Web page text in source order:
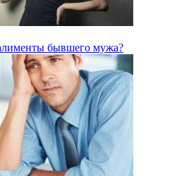
бывшего мужа?